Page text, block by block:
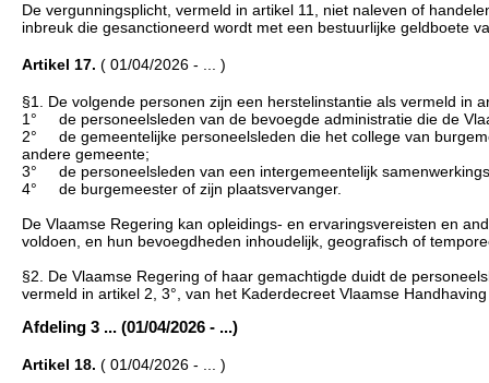
De vergunningsplicht, vermeld in artikel 11, niet naleven of
inbreuk die gesanctioneerd wordt met een bestuurlijke geldboete
Artikel 17. ( 01/04/2026 - ... )
§1. De volgende personen zijn een herstelinstantie als vermeld in
1° de personeelsleden van de bevoegde administratie die de
2° de gemeentelijke personeelsleden die het college van
andere gemeente;
3° de personeelsleden van een intergemeentelijk
4° de burgemeester of zijn plaatsvervanger.
De Vlaamse Regering kan opleidings- en ervaringsvereisten en
voldoen, en hun bevoegdheden inhoudelijk, geografisch of
§2. De Vlaamse Regering of haar gemachtigde duidt de
vermeld in artikel 2, 3°, van het Kaderdecreet Vlaamse
Afdeling 3 ... (01/04/2026 - ...)
Artikel 18. ( 01/04/2026 - ... )